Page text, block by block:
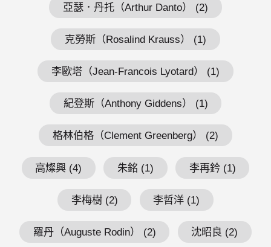
亞瑟．丹托（Arthur Danto） (2)
克勞斯（Rosalind Krauss） (1)
李歐塔（Jean-Francois Lyotard） (1)
紀登斯（Anthony Giddens） (1)
格林伯格（Clement Greenberg） (2)
高燦興 (4) 朱銘 (1) 李再鈐 (1)
李梅樹 (2) 李哲洋 (1)
羅丹（Auguste Rodin） (2) 沈昭良 (2)